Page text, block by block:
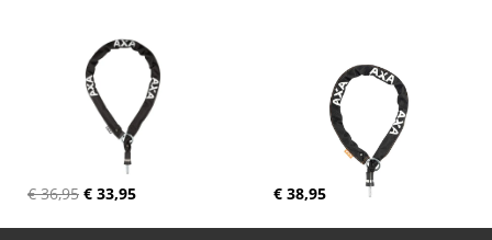
€ 36,95 € 33,95 € 38,95